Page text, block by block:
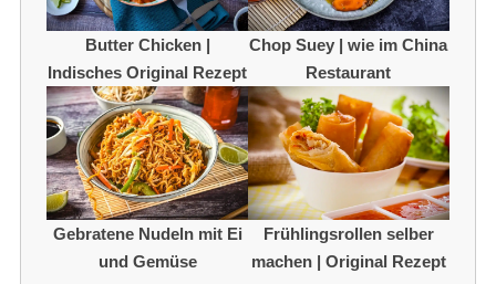
Butter Chicken |
Indisches Original Rezept
Chop Suey | wie im China
Restaurant
Gebratene Nudeln mit Ei
und Gemüse
Frühlingsrollen selber
machen | Original Rezept